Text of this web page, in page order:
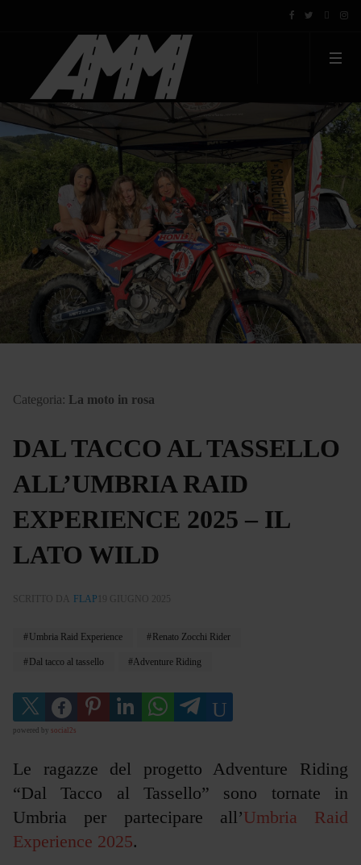
Categoria: La moto in rosa
DAL TACCO AL TASSELLO
ALL’UMBRIA RAID
EXPERIENCE 2025 – IL
LATO WILD
SCRITTO DA FLAP 19 GIUGNO 2025
Umbria Raid Experience Renato Zocchi Rider
Dal tacco al tassello Adventure Riding
powered by social2s
Le ragazze del progetto Adventure Riding
“Dal Tacco al Tassello” sono tornate in
Umbria per partecipare all’Umbria Raid
Experience 2025.